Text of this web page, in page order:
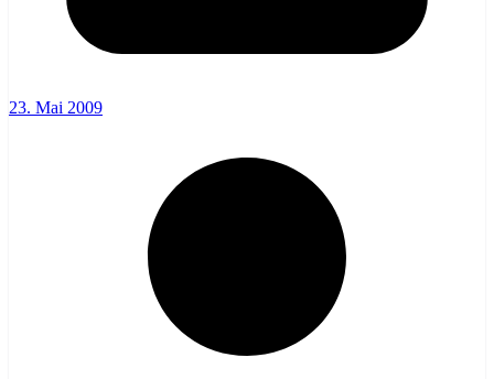
23. Mai 2009